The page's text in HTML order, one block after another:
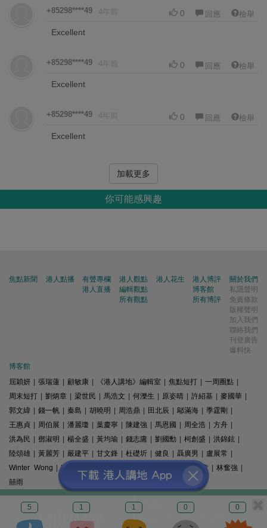
5 1 1 0 0
+85298****49 4年前 0 回應 檢舉
Excellent
+85298****49 4年前 0 回應 檢舉
Excellent
+85298****49 4年前 0 回應 檢舉
Excellent
加載更多
你可能感興趣
焦點新聞 港人點播
有聲專欄
港人直播
港人觀點
編輯觀點
所有觀點
港人花生
港人博評
博客館
所有博評
關於我們
私隱聲明
免責條款
版權聲明
加入我們
聯絡我們
刊登廣告
爆料快
博客館
屈穎妍
張瑞蓮 顧敏康 《港人講地》編輯室 焦點短打 一周圈點
周末短打
劉炳章 梁世民 馬浩文 何濼生 原姿晴 許紹基 麥國華
郭文緯
錢一帆 秦島 胡曉明 周浩鼎 田北辰 鄔滿海 季霆剛
王惠貞
周伯展 潘麗瓊 葉慶寧 陳建強 馬恩國 周全浩 方舟
洪為民
鄧淑明 楊全盛 黃均瑜 錢志庸 劉國勳 柯創盛 洪錦鉉
陸頌雄
黃麗芳 嚴建平 甘文鋒 杜礎圻 健良 聶廣男 盧展常
Winter Wong
K2 梁文新 羅崑 姚銘 精選文章 林奮強
囍雨
© 港人講地
電郵: speakout@speakout.hk